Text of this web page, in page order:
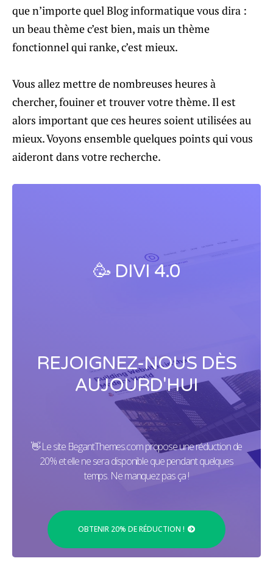
que n’importe quelBlog informatiquevous dira :
un beau thème c’est bien, mais un thème
fonctionnel qui ranke, c’est mieux.
Vous allez mettre de nombreuses heures à
chercher, fouiner et trouver votre thème. Il est
alors important que ces heures soient utilisées au
mieux. Voyons ensemble quelques points qui vous
aideront dans votre recherche.
🥳 DIVI 4.0
REJOIGNEZ-NOUS DÈS
AUJOURD'HUI
👋 Le site ElegantThemes.com propose une réduction de
20% et elle ne sera disponible que pendant quelques
temps. Ne manquez pas ça !
OBTENIR 20% DE RÉDUCTION !